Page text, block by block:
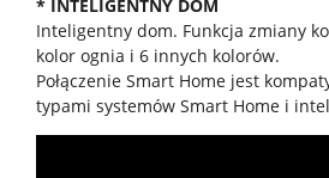
* INTELIGENTNY DOM
Inteligentny dom. Funkcja zmiany
kolor ognia i 6 innych kolorów.
Połączenie Smart Home jest
typami systemów Smart Home i